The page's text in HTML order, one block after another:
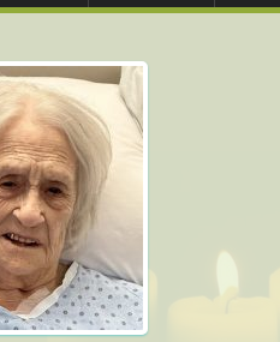
Columbarium
Services Funéraires